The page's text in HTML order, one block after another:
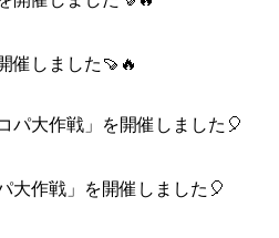
催しました🍠🔥
大作戦」を開催しました🎈